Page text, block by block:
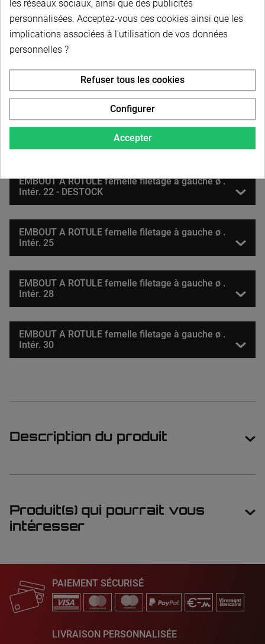
EMBOUT A ROTULE femelle filetage à gauche ø .
Intér. 17 - DESTOCK
EMBOUT A ROTULE femelle filetage à gauche ø .
Intér. 18 - DESTOCK
EMBOUT A ROTULE femelle filetage à gauche ø .
EMBOUT A ROTULE femelle filetage à gauche ø .
Intér. 22 - DESTOCK
EMBOUT A ROTULE femelle filetage à gauche ø .
Intér. 25
EMBOUT A ROTULE femelle filetage à gauche ø .
Intér. 28
EMBOUT A ROTULE femelle filetage à gauche ø .
Intér. 30
Description du produit
Produit(s) qui pourrait vous
intéresser
PAIEMENT SÉCURISÉ
LIVRAISON PERSONNALISÉE
les réseaux sociaux, ainsi que des publicités
personnalisées. Acceptez-vous ces cookies ainsi que les
implications associées à l'utilisation de vos données
personnelles ?
Accepter
Refuser tous les cookies
Configurer